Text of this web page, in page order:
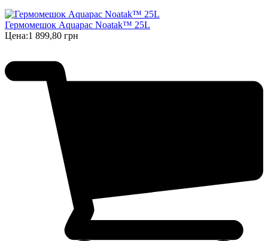
Гермомешок Aquapac Noatak™ 25L
Цена:1 899,80 грн